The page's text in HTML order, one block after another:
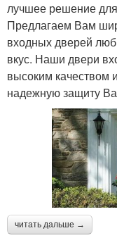
лучшее решение для
Предлагаем Вам
входных дверей
вкус. Наши двери
высоким качеством
надежную защиту
читать дальше →